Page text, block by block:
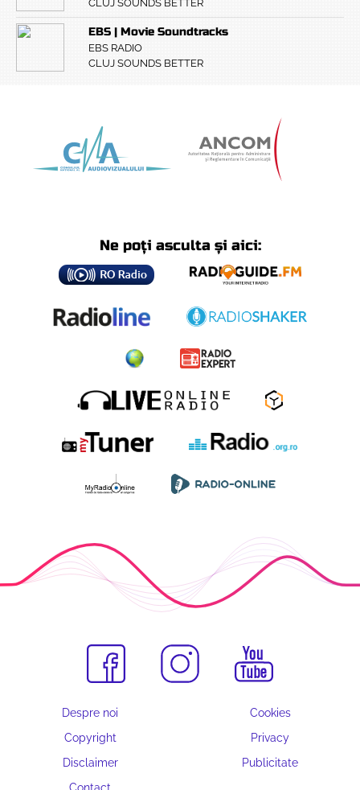
CLUJ SOUNDS BETTER
EBS | Movie Soundtracks
EBS RADIO
CLUJ SOUNDS BETTER
Ne poți asculta și aici:
Despre noi
Cookies
Copyright
Privacy
Disclaimer
Publicitate